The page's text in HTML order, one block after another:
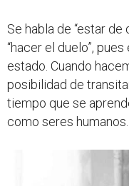
Se habla de “estar
“hacer el duelo”,
estado. Cuando
posibilidad de
tiempo que se
como seres humanos.